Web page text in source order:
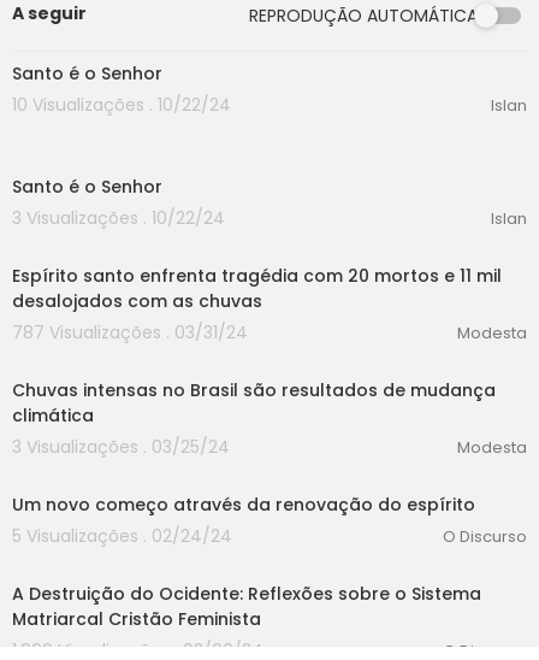
A seguir REPRODUÇÃO AUTOMÁTICA
00:00
Santo é o Senhor
10 Visualizações . 10/22/24
Islan
Santo é o Senhor
3 Visualizações . 10/22/24
Islan
Espírito santo enfrenta tragédia com 20 mortos e 11 mil
desalojados com as chuvas
787 Visualizações . 03/31/24
Modesta
Chuvas intensas no Brasil são resultados de mudança
climática
3 Visualizações . 03/25/24
Modesta
Um novo começo através da renovação do espírito
5 Visualizações . 02/24/24
O Discurso
A Destruição do Ocidente: Reflexões sobre o Sistema
Matriarcal Cristão Feminista
1,999 Visualizações . 02/06/24
O Discurso